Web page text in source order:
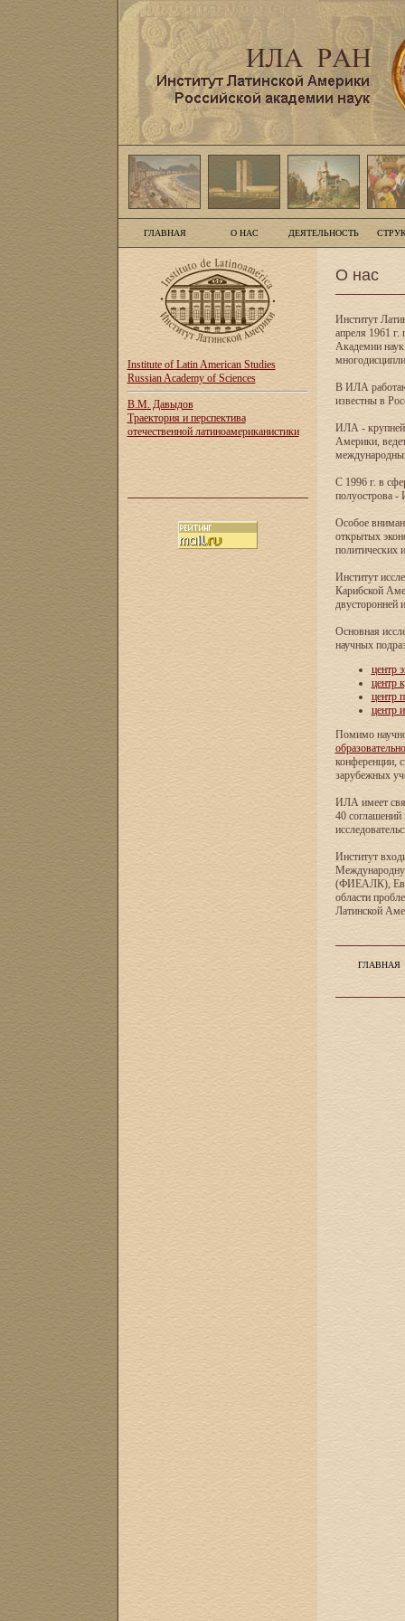
ГЛАВНАЯ О НАС ДЕЯТЕЛЬНОСТЬ
Institute of Latin American Studies
Russian Academy of Sciences
В.М. Давыдов
Траектория и перспектива
отечественной латиноамериканистики
О нас
Институт
апреля 1961
Академии
В ИЛА
известны в
ИЛА -
Америки,
С 1996 г. в
полуострова -
Особое
открытых
политических
Институт
Карибской
двусторонней
Основная
научных
центр
центр
центр
центр
Помимо
конференции,
зарубежных
ИЛА имеет
40 соглашений
Институт
(ФИЕАЛК),
области
Латинской
ГЛАВНАЯ